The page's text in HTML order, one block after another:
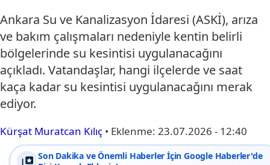
Ankara Su ve Kanalizasyon İdaresi (ASKİ), arıza
ve bakım çalışmaları nedeniyle kentin belirli
bölgelerinde su kesintisi uygulanacağını
açıkladı. Vatandaşlar, hangi ilçelerde ve saat
kaça kadar su kesintisi uygulanacağını merak
ediyor.
Kürşat Muratcan Kılıç • Eklenme: 23.07.2026 - 12:40
Son Dakika ve Önemli Haberler İçin Google Haberler'de